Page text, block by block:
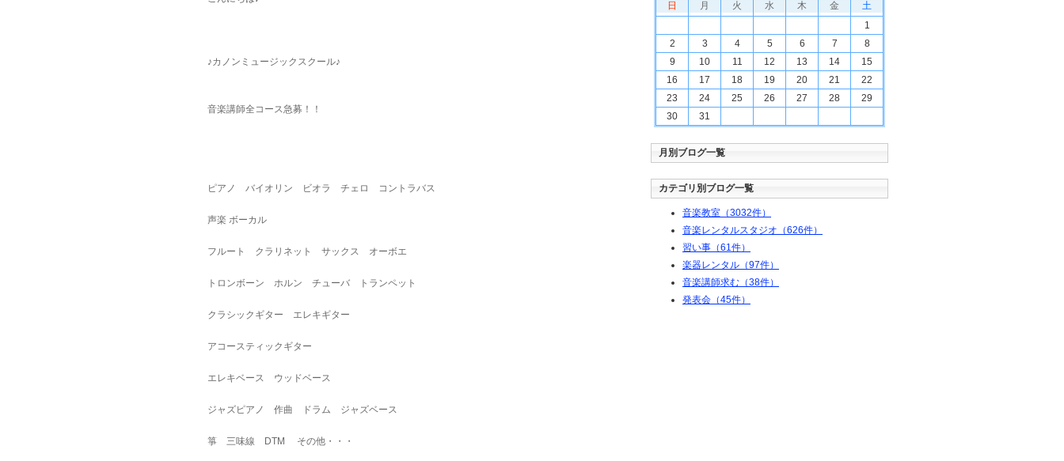
♪カノンミュージックスクール♪
音楽講師全コース急募！！
ピアノ バイオリン ビオラ チェロ コントラバス
声楽 ボーカル
フルート クラリネット サックス オーボエ
トロンボーン ホルン チューバ トランペット
クラシックギター エレキギター
アコースティックギター
エレキベース ウッドベース
ジャズピアノ 作曲 ドラム ジャズベース
箏 三味線 DTM その他・・・
日
月 火 水 木 金
土
1
2
3 4 5 6 7
8
9
10 11 12 13 14
15
16
17 18 19 20 21
22
23
24 25 26 27 28
29
30
31
月別ブログ一覧
カテゴリ別ブログ一覧
音楽教室（3032件）
音楽レンタルスタジオ（626件）
習い事（61件）
楽器レンタル（97件）
音楽講師求む（38件）
発表会（45件）